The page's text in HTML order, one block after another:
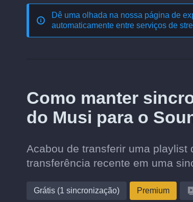
Dê uma olhada na nossa página de
automaticamente entre serviços de
Como manter
do Musi para o
Acabou de transferir uma playlist
transferência recente em uma
Grátis (1 sincronização) Premium